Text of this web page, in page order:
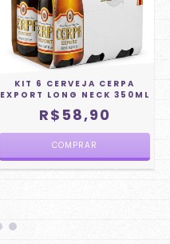
KIT 6 CERVEJA CERPA
EXPORT LONG NECK 350ML
R$58,90